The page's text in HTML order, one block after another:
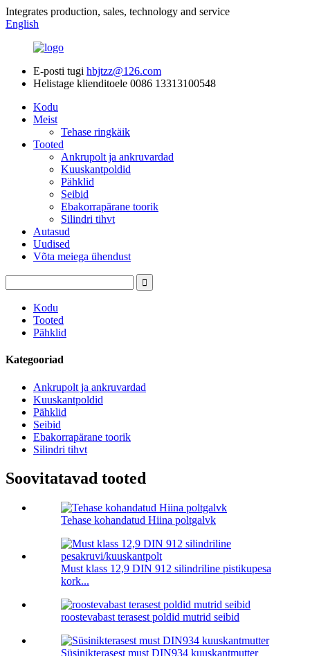
Integrates production, sales, technology and service
English
E-posti tugi hbjtzz@126.com
Helistage klienditoele 0086 13313100548
Kodu
Meist
Tehase ringkäik
Tooted
Ankrupolt ja ankruvardad
Kuuskantpoldid
Pähklid
Seibid
Ebakorrapärane toorik
Silindri tihvt
Autasud
Uudised
Võta meiega ühendust
Kodu
Tooted
Pähklid
Kategooriad
Ankrupolt ja ankruvardad
Kuuskantpoldid
Pähklid
Seibid
Ebakorrapärane toorik
Silindri tihvt
Soovitatavad tooted
Tehase kohandatud Hiina poltgalvk
Must klass 12,9 DIN 912 silindriline pistikupesa
kork...
roostevabast terasest poldid mutrid seibid
Süsinikterasest must DIN934 kuuskantmutter